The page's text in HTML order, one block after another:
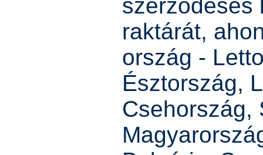
szerződéses
raktárát,
ország -
Észtország,
Csehország,